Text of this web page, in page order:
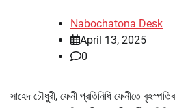
Nabochatona Desk
April 13, 2025
0
সাহেদ চৌধুরী, ফেনী প্রতিনিধি ফেনীতে